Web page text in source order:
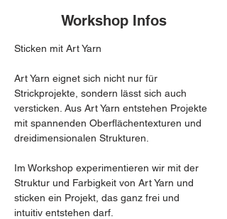
Workshop Infos
Sticken mit Art Yarn
Art Yarn eignet sich nicht nur für
Strickprojekte, sondern lässt sich auch
versticken. Aus Art Yarn entstehen Projekte
mit spannenden Oberflächentexturen und
dreidimensionalen Strukturen.
Im Workshop experimentieren wir mit der
Struktur und Farbigkeit von Art Yarn und
sticken ein Projekt, das ganz frei und
intuitiv entstehen darf.